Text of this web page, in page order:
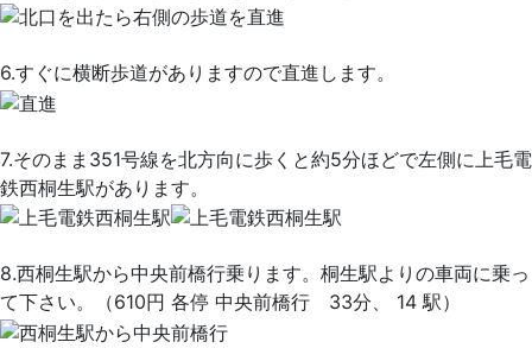
6.すぐに横断歩道がありますので直進します。
7.そのまま351号線を北方向に歩くと約5分ほどで左側に上毛電
鉄西桐生駅があります。
8.西桐生駅から中央前橋行乗ります。桐生駅よりの車両に乗っ
て下さい。（610円 各停 中央前橋行 33分、 14 駅）